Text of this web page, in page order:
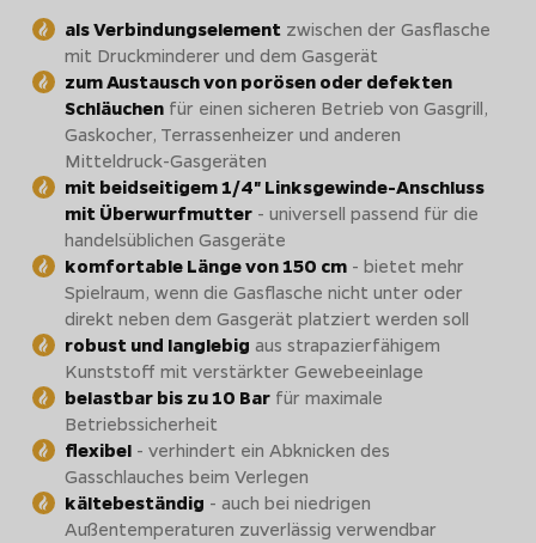
als Verbindungselement zwischen der Gasflasche
mit Druckminderer und dem Gasgerät
zum Austausch von porösen oder defekten
Schläuchen für einen sicheren Betrieb von Gasgrill,
Gaskocher, Terrassenheizer und anderen
Mitteldruck-Gasgeräten
mit beidseitigem 1/4" Linksgewinde-Anschluss
mit Überwurfmutter - universell passend für die
handelsüblichen Gasgeräte
komfortable Länge von 150 cm - bietet mehr
Spielraum, wenn die Gasflasche nicht unter oder
direkt neben dem Gasgerät platziert werden soll
robust und langlebig aus strapazierfähigem
Kunststoff mit verstärkter Gewebeeinlage
belastbar bis zu 10 Bar für maximale
Betriebssicherheit
flexibel - verhindert ein Abknicken des
Gasschlauches beim Verlegen
kältebeständig - auch bei niedrigen
Außentemperaturen zuverlässig verwendbar